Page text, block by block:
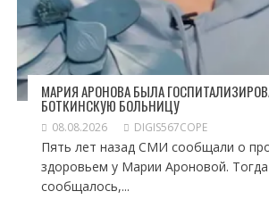
МАРИЯ АРОНОВА БЫЛА
БОТКИНСКУЮ БОЛЬНИЦУ
08.08.2026 DIGIS567COPE
Пять лет назад СМИ сообщали о
здоровьем у Марии Ароновой.
сообщалось,...